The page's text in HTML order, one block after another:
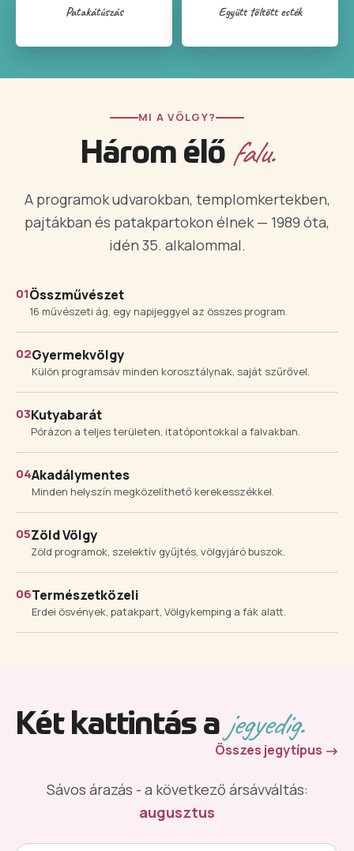
Patakátúszás Együtt töltött esték
MI A VÖLGY?
Három élő falu.
A programok udvarokban, templomkertekben,
pajtákban és patakpartokon élnek — 1989 óta,
idén 35. alkalommal.
01Összművészet
16 művészeti ág, egy napijeggyel az összes program.
02Gyermekvölgy
Külön programsáv minden korosztálynak, saját szűrővel.
03Kutyabarát
Pórázon a teljes területen, itatópontokkal a falvakban.
04Akadálymentes
Minden helyszín megközelíthető kerekesszékkel.
05Zöld Völgy
Zöld programok, szelektív gyűjtés, völgyjáró buszok.
06Természetközeli
Erdei ösvények, patakpart, Völgykemping a fák alatt.
Két kattintás a jegyedig.
Összes jegytípus
Sávos árazás - a következő ársávváltás:
augusztus